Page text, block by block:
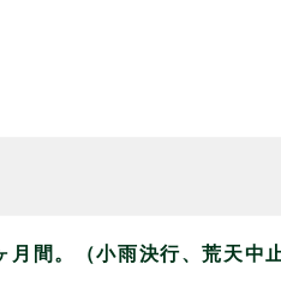
間。（小雨決行、荒天中